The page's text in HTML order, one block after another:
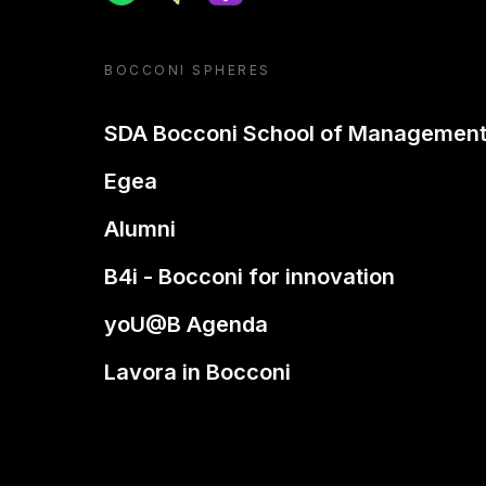
BOCCONI SPHERES
SDA Bocconi School of Management
Egea
Alumni
B4i - Bocconi for innovation
yoU@B Agenda
Lavora in Bocconi